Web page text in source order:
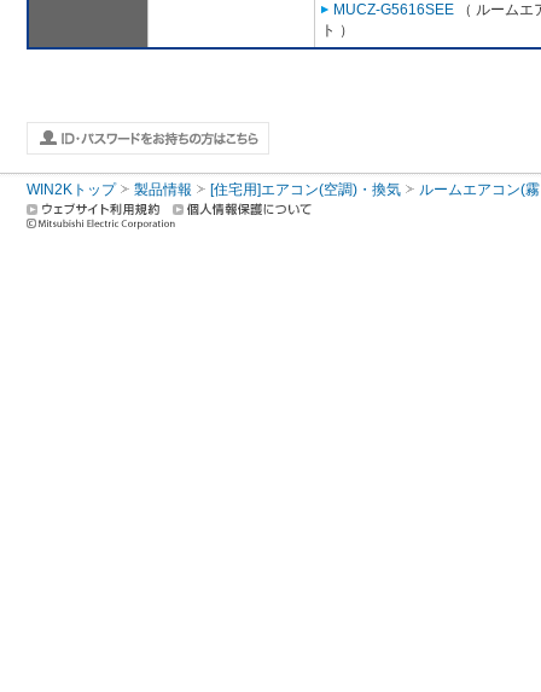
MUCZ-G5616SEE （ ルーム
ト ）
WIN2Kトップ 製品情報 [住宅用]エアコン(空調)・換気 ルームエアコン(